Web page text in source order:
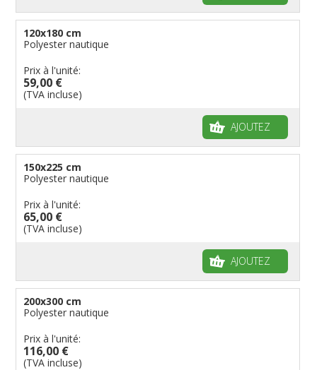
120x180 cm
Polyester nautique
Prix à l'unité:
59,00 €
(TVA incluse)
AJOUTEZ
150x225 cm
Polyester nautique
Prix à l'unité:
65,00 €
(TVA incluse)
AJOUTEZ
200x300 cm
Polyester nautique
Prix à l'unité:
116,00 €
(TVA incluse)